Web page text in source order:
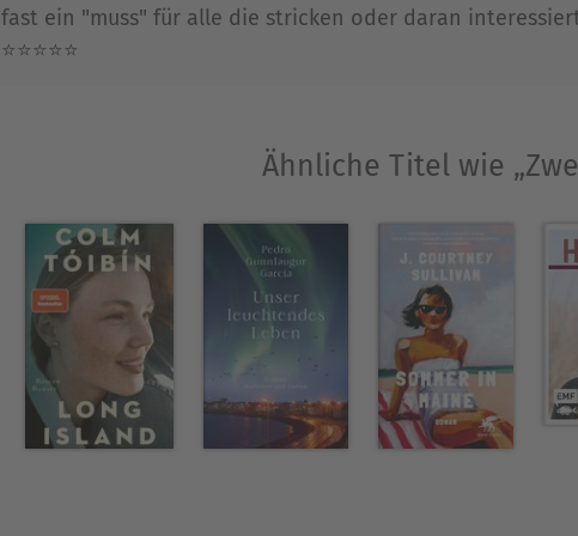
fast ein "muss" für alle die stricken oder daran
⭐⭐⭐⭐⭐
Ähnliche Titel wie